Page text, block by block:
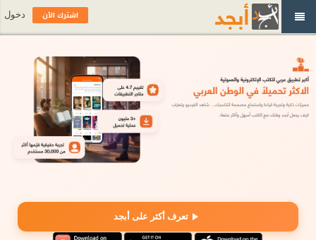
تعرف أكثر على أبجد
اشترك الآن دخول